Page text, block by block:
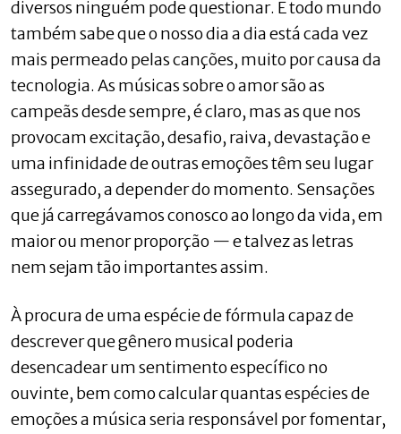
diversos ninguém pode questionar. E todo mundo
também sabe que o nosso dia a dia está cada vez
mais permeado pelas canções, muito por causa da
tecnologia. As músicas sobre o amor são as
campeãs desde sempre, é claro, mas as que nos
provocam excitação, desafio, raiva, devastação e
uma infinidade de outras emoções têm seu lugar
assegurado, a depender do momento. Sensações
que já carregávamos conosco ao longo da vida, em
maior ou menor proporção — e talvez as letras
nem sejam tão importantes assim.
À procura de uma espécie de fórmula capaz de
descrever que gênero musical poderia
desencadear um sentimento específico no
ouvinte, bem como calcular quantas espécies de
emoções a música seria responsável por fomentar,